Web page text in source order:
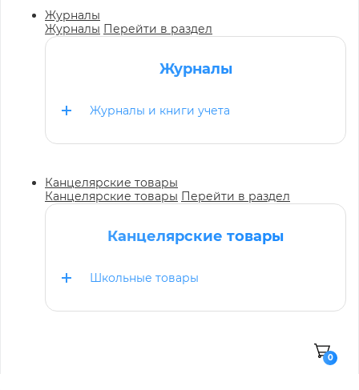
Журналы
Журналы Перейти в раздел
Журналы
Журналы и книги учета
Канцелярские товары
Канцелярские товары Перейти в раздел
Канцелярские товары
Школьные товары
0